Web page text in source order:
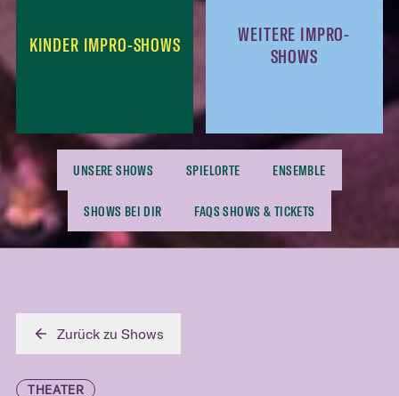
KINDER IMPRO-SHOWS
WEITERE IMPRO-
SHOWS
UNSERE SHOWS SPIELORTE ENSEMBLE
SHOWS BEI DIR FAQS SHOWS & TICKETS
Zurück zu Shows
THEATER